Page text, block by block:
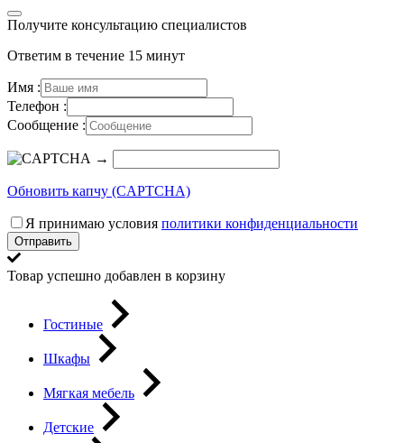
Получите консультацию специалистов
Ответим в течение 15 минут
Имя :
Телефон :
Сообщение :
→
Обновить капчу (CAPTCHA)
Я принимаю условия политики конфиденциальности
Отправить
Товар успешно добавлен в корзину
Гостиные
Шкафы
Мягкая мебель
Детские